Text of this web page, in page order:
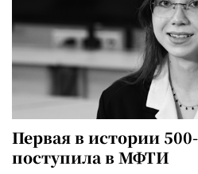
Первая в истории
поступила в МФТИ